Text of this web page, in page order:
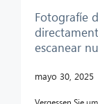
Fotografíe
escanear
mayo 30, 2025